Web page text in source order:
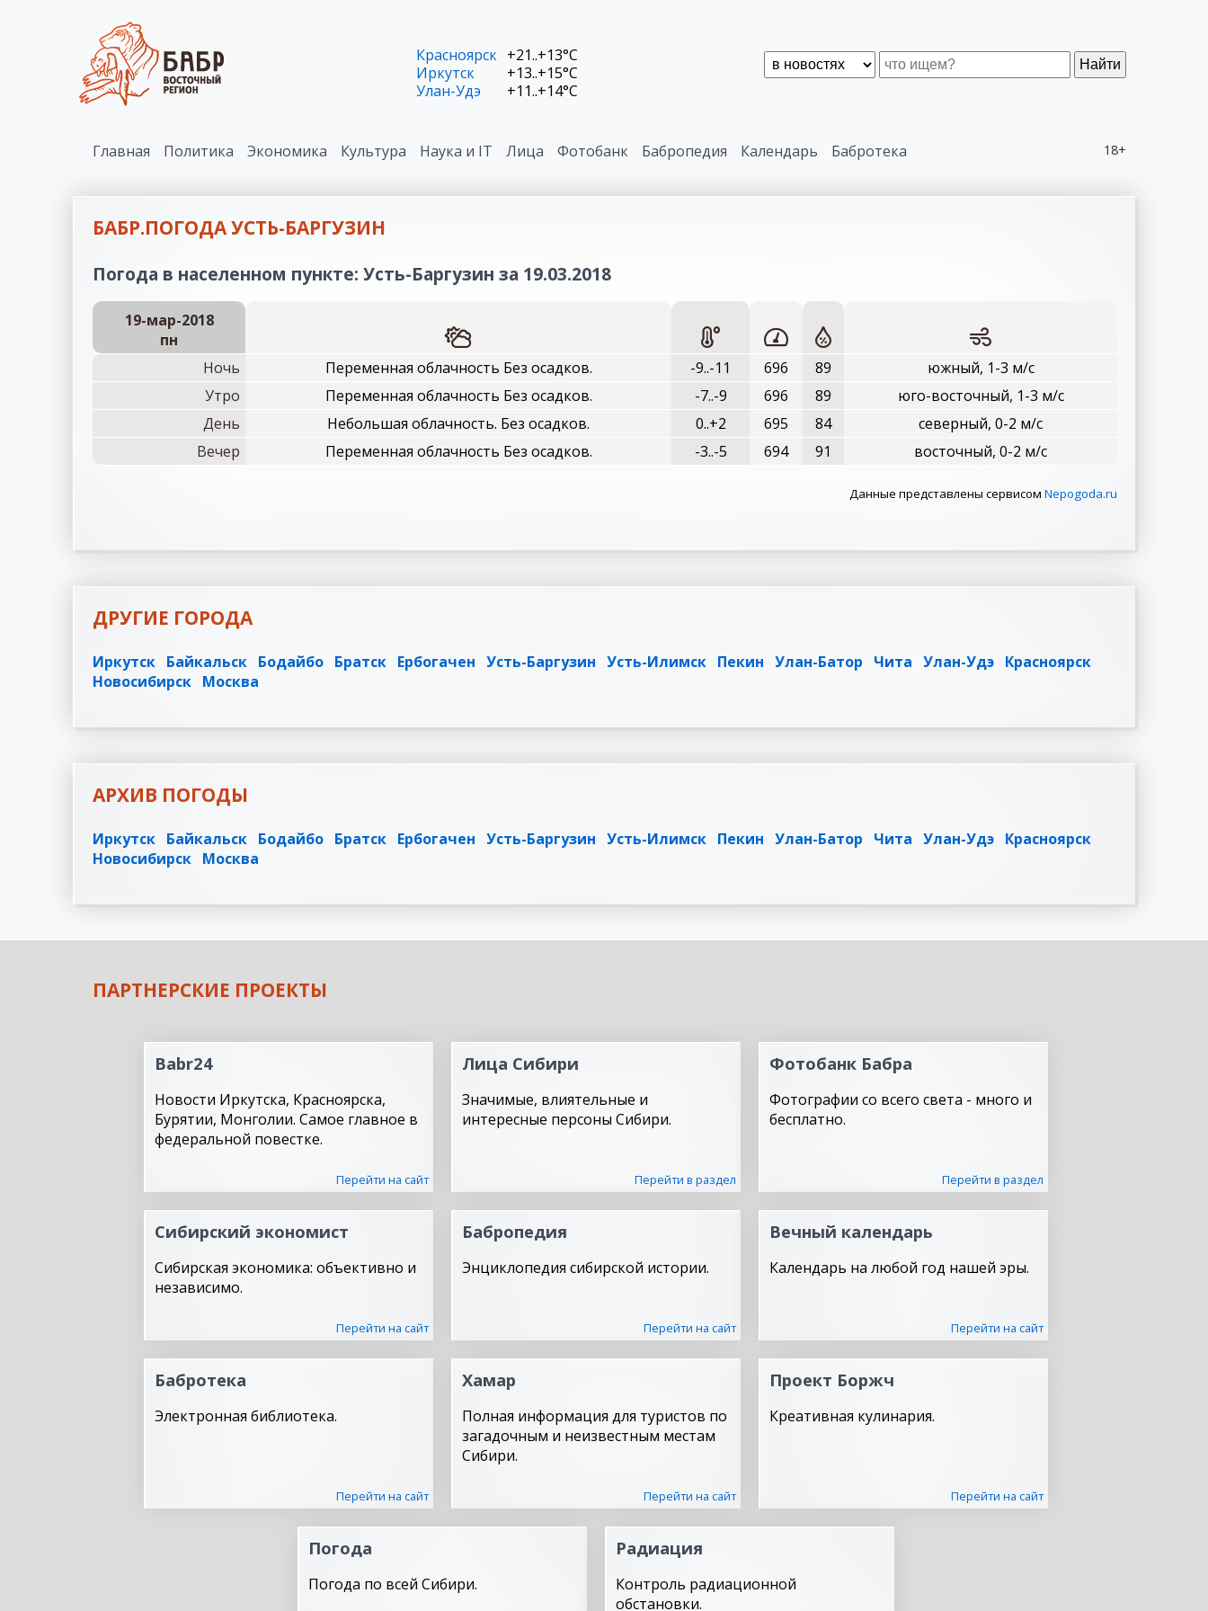
Найти
Красноярск +21..+13°C
Иркутск
+13..+15°C
Улан-Удэ
+11..+14°C
18+
Главная Политика Экономика Культура Наука и IT Лица Фотобанк Бабропедия Календарь Бабротека
БАБР.ПОГОДА УСТЬ-БАРГУЗИН
Погода в населенном пункте: Усть-Баргузин за 19.03.2018
19-мар-2018
пн
Ночь
Переменная облачность Без осадков. -9..-11 696 89
южный, 1-3 м/с
Утро
Переменная облачность Без осадков. -7..-9 696 89
юго-восточный, 1-3 м/с
День
Небольшая облачность. Без осадков. 0..+2 695 84
северный, 0-2 м/с
Вечер
Переменная облачность Без осадков. -3..-5 694 91 восточный, 0-2 м/с
Данные представлены сервисом Nepogoda.ru
ДРУГИЕ ГОРОДА
Иркутск Байкальск Бодайбо Братск Ербогачен Усть-Баргузин Усть-Илимск Пекин Улан-Батор Чита Улан-Удэ Красноярск
Новосибирск Москва
АРХИВ ПОГОДЫ
Иркутск Байкальск Бодайбо Братск Ербогачен Усть-Баргузин Усть-Илимск Пекин Улан-Батор Чита Улан-Удэ Красноярск
Новосибирск Москва
ПАРТНЕРСКИЕ ПРОЕКТЫ
Babr24
Новости Иркутска, Красноярска,
Бурятии, Монголии. Самое главное в
федеральной повестке.
Перейти на сайт
Лица Сибири
Значимые, влиятельные и
интересные персоны Сибири.
Перейти в раздел
Фотобанк Бабра
Фотографии со всего света - много и
бесплатно.
Перейти в раздел
Сибирский экономист
Сибирская экономика: объективно и
независимо.
Перейти на сайт
Бабропедия
Энциклопедия сибирской истории.
Перейти на сайт
Вечный календарь
Календарь на любой год нашей эры.
Перейти на сайт
Бабротека
Электронная библиотека.
Перейти на сайт
Хамар
Полная информация для туристов по
загадочным и неизвестным местам
Сибири.
Перейти на сайт
Проект Боржч
Креативная кулинария.
Перейти на сайт
Погода
Погода по всей Сибири.
Радиация
Контроль радиационной
обстановки.